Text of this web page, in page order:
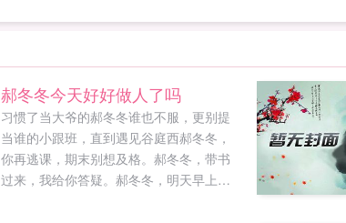
郝冬冬今天好好做人了吗
习惯了当大爷的郝冬冬谁也不服，更别提
当谁的小跟班，直到遇见谷庭西郝冬冬，
你再逃课，期末别想及格。郝冬冬，带书
过来，我给你答疑。郝冬冬，明天早上六